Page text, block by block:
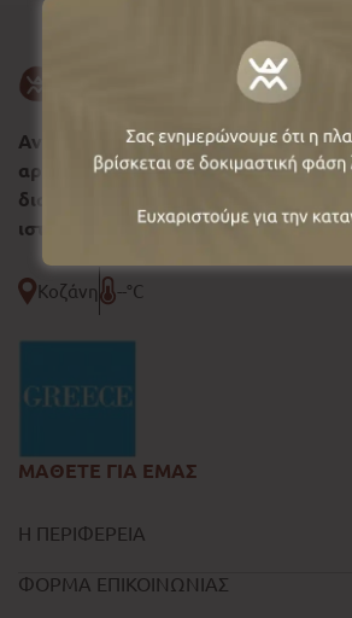
Ανακαλύψτε τη Δυτική Μακεδονία,
αρμονίας και ιστορικής συνέχειας,
διαδρομή αφηγείται μια διαχρονική
ιστορία.
Κοζάνη --°C
ΜΑΘΕΤΕ ΓΙΑ ΕΜΑΣ
Η ΠΕΡΙΦΕΡΕΙΑ
ΦΟΡΜΑ ΕΠΙΚΟΙΝΩΝΙΑΣ